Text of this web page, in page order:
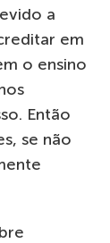
a
em
o ensino
Então
se não